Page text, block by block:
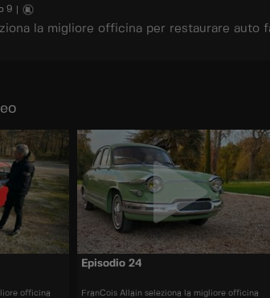
9
la migliore officina per restaurare auto
officina
Episodio 24
FranCois Allain seleziona la migliore officina